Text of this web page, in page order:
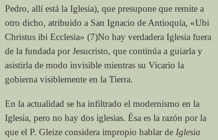
Pedro, allí está la Iglesia), que presupone que remite a
otro dicho, atribuido a San Ignacio de Antioquía, «Ubi
Christus ibi Ecclesia» (7)No hay verdadera Iglesia fuera
de la fundada por Jesucristo, que continúa a guiarla y
asistirla de modo invisible mientras su Vicario la
gobierna visiblemente en la Tierra.
En la actualidad se ha infiltrado el modernismo en la
Iglesia, pero no hay dos iglesias. Ésa es la razón por la
que el P. Gleize considera impropio hablar de Iglesia